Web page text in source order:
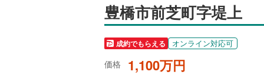
豊橋市前芝町字堤上
成約でもらえる オンライン対応可
価格 1,100万円